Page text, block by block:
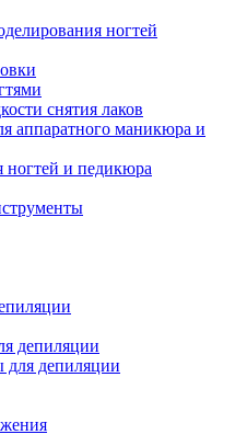
ногтей
снятия лаков
аппаратного маникюра и
и педикюра
депиляции
для депиляции